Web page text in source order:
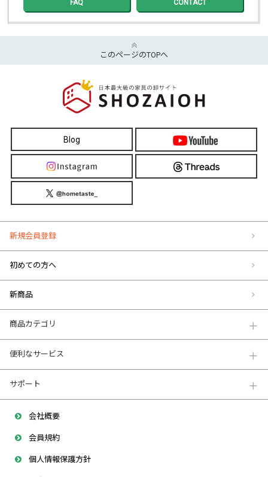
FAQ CONTACT
このページのTOPへ
Blog
新規会員登録
初めての方へ
新商品
商品カテゴリ
便利なサービス
サポート
会社概要
会員規約
個人情報保護方針